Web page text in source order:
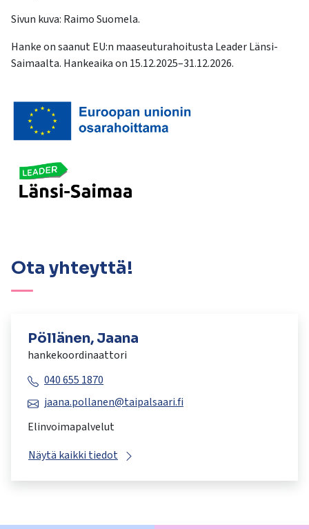
Sivun kuva: Raimo Suomela.
Hanke on saanut EU:n maaseuturahoitusta Leader Länsi-
Saimaalta. Hankeaika on 15.12.2025–31.12.2026.
Ota yhteyttä!
Pöllänen, Jaana
hankekoordinaattori
040 655 1870
jaana.pollanen@taipalsaari.fi
Elinvoimapalvelut
Näytä kaikki tiedot